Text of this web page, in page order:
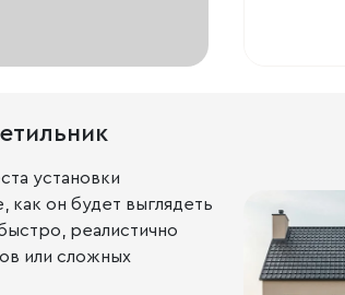
установки
как он будет выглядеть
реалистично
или сложных